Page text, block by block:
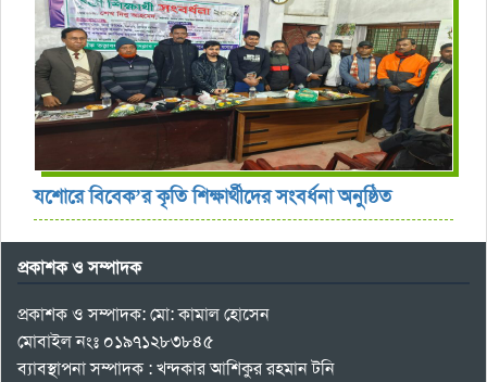
যশোরে বিবেক’র কৃতি শিক্ষার্থীদের সংবর্ধনা অনুষ্ঠিত
প্রকাশক ও সম্পাদক
প্রকাশক ও সম্পাদক: মো: কামাল হোসেন
মোবাইল নংঃ ০১৯৭১২৮৩৮৪৫
ব্যাবস্থাপনা সম্পাদক : খন্দকার আশিকুর রহমান টনি